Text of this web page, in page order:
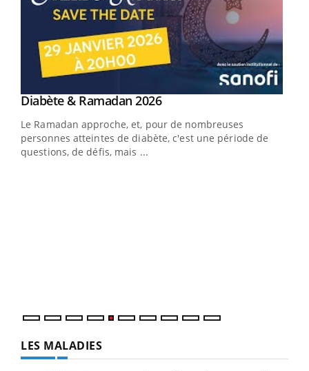
Youtube
Diabète & Ramadan 2026Youtube
Le Ramadan approche, et, pour de nombreuses
personnes atteintes de diabète, c'est une période de
questions, de défis, mais ...
LES MALADIES